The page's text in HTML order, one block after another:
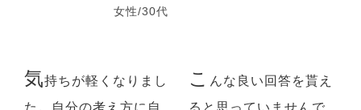
女性/30代
気持ちが軽くなりまし
た。自分の考え方に自
こ
んな良い回答を貰え
ると思っていませんで